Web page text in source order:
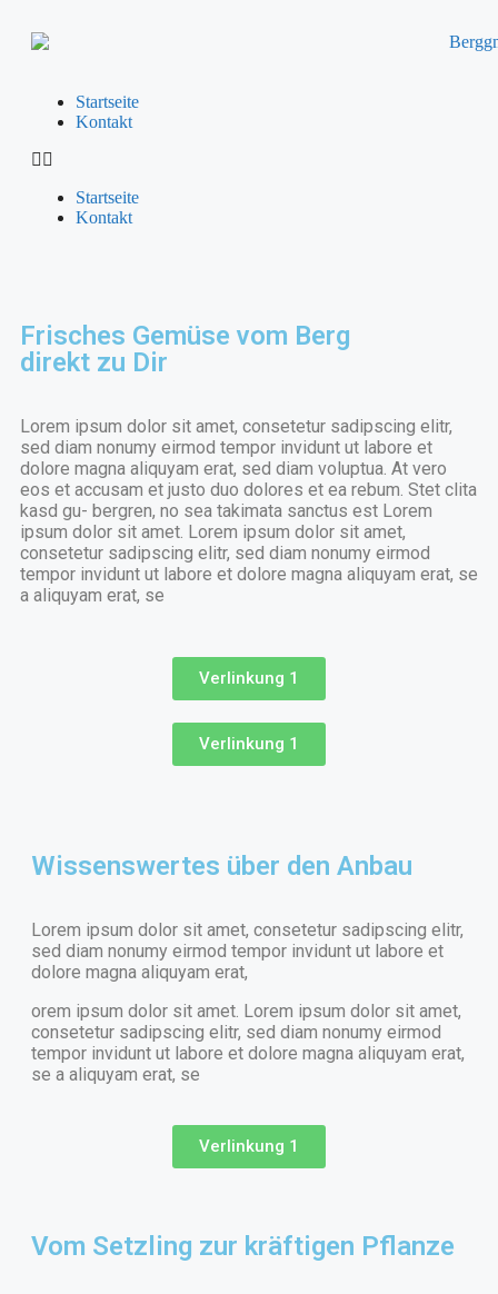
Startseite
Kontakt
Startseite
Kontakt
Frisches Gemüse vom Berg
direkt zu Dir
Lorem ipsum dolor sit amet, consetetur sadipscing elitr,
sed diam nonumy eirmod tempor invidunt ut labore et
dolore magna aliquyam erat, sed diam voluptua. At vero
eos et accusam et justo duo dolores et ea rebum. Stet clita
kasd gu- bergren, no sea takimata sanctus est Lorem
ipsum dolor sit amet. Lorem ipsum dolor sit amet,
consetetur sadipscing elitr, sed diam nonumy eirmod
tempor invidunt ut labore et dolore magna aliquyam erat, se
a aliquyam erat, se
Verlinkung 1
Verlinkung 1
Wissenswertes über den Anbau
Lorem ipsum dolor sit amet, consetetur sadipscing elitr,
sed diam nonumy eirmod tempor invidunt ut labore et
dolore magna aliquyam erat,
orem ipsum dolor sit amet. Lorem ipsum dolor sit amet,
consetetur sadipscing elitr, sed diam nonumy eirmod
tempor invidunt ut labore et dolore magna aliquyam erat,
se a aliquyam erat, se
Verlinkung 1
Vom Setzling zur kräftigen Pflanze